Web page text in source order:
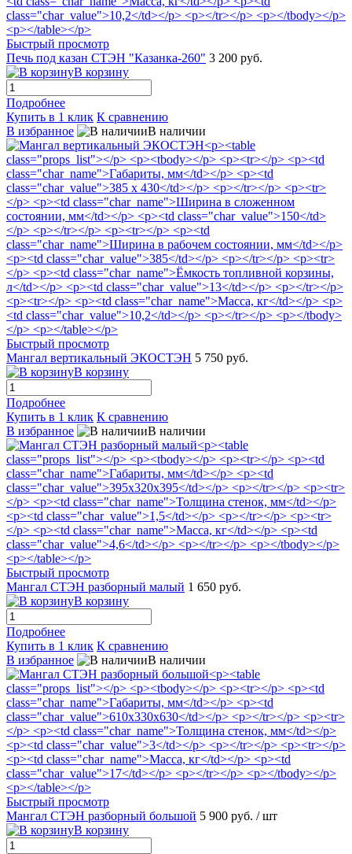
Быстрый просмотр
Печь под казан СТЭН "Казанка-260" 3 200 руб.
В корзину
Подробнее
Купить в 1 клик К сравнению
В избранное
В наличии
Быстрый просмотр
Мангал вертикальный ЭКОСТЭН 5 750 руб.
В корзину
Подробнее
Купить в 1 клик К сравнению
В избранное
В наличии
Быстрый просмотр
Мангал СТЭН разборный малый 1 650 руб.
В корзину
Подробнее
Купить в 1 клик К сравнению
В избранное
В наличии
Быстрый просмотр
Мангал СТЭН разборный большой 5 900 руб. / шт
В корзину